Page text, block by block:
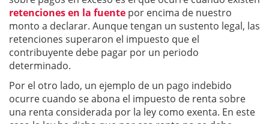
retenciones en la fuente por encima de nuestro
monto a declarar. Aunque tengan un sustento legal, las
retenciones superaron el impuesto que el
contribuyente debe pagar por un periodo
determinado.
Por el otro lado, un ejemplo de un pago indebido
ocurre cuando se abona el impuesto de renta sobre
una renta considerada por la ley como exenta. En este